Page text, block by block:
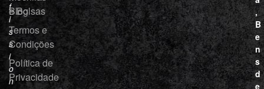
f
i
s
s
i
o
n
e Bolsas
Blog
Termos e
Condições
Política de
Privacidade
,
B
e
n
s
d
e